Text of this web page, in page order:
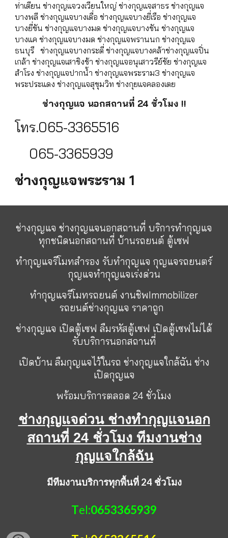
ท่าเตียน ช่างกุญแจวงเวียนใหญ่ ช่างกุญแจสาธร ช่างกุญแจ
บางพลี ช่างกุญแจบางเดื่อ ช่างกุญแจบางยี่เรือ ช่างกุญแจ
บางยี่ขัน ช่างกุญแจบางมด ช่างกุญแจบางชัน ช่างกุญแจ
บางแค ช่างกุญแจบางมด ช่างกุญแจพรานนก ช่างกุญแจ
ธนบุรี ช่างกุญแจบางกระดี่ ช่างกุญแจบางคล้าช่างกุญแจปิ่น
เกล้า ช่างกุญแจเสาชิงช้า ช่างกุญแจอนุเสาวรีย์ชัย ช่างกุญแจ
สำโรง ช่างกุญแจปากน้ำ ช่างกุญแจพระราม3 ช่างกุญแจ
พระประแดง ช่างกุญแจสุขุมวิท ช่างกุยแจคลองเตย
ช่างกุญแจ นอกสถานที่ 24 ชั่วโมง !!
โทร.065-3365516
065-3365939
ช่างกุญแจพระราม 1
ช่างกุญแจ ช่างกุญแจนอกสถานที่ บริการทำกุญแจ
ทุกชนิดนอกสถานที่ บ้านรถยนต์ ตู้เซฟ
ทำกุญแจรีโมทสำรอง รับทำกุญแจ กุญแจรถยนตร์
กุญแจทำกุญแจเร่งด่วน
ทำกุญแจรีโมทรถยนต์ งานชิพImmobilizer
รถยนต์ช่างกุญแจ ราคาถูก
ช่างกุญแจ เปิดตู้เซฟ ลืมรหัสตู้เซฟ เปิดตู้เซฟไม่ได้
รับบริการนอกสถานที่
เปิดบ้าน ลืมกุญแจไว้ในรถ ช่างกุญแจใกล้ฉัน ช่าง
เปิดกุญแจ
พร้อมบริการตลอด 24 ชั่วโมง
ช่างกุญแจด่วน ช่างทำกุญแจนอก
สถานที่ 24 ชั่วโมง ทีมงานช่าง
กุญแจใกล้ฉัน
มีทีมงานบริการทุกพื้นที่ 24 ชั่วโมง
Tel:0653365939